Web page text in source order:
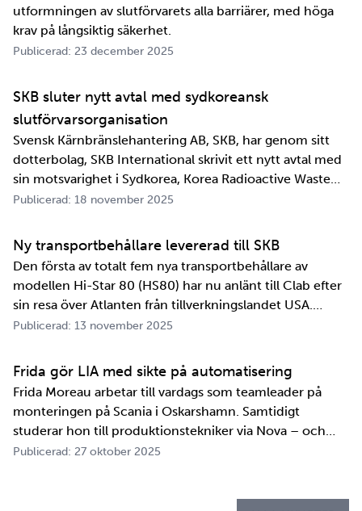
utformningen av slutförvarets alla barriärer, med höga
krav på långsiktig säkerhet.
Publicerad: 23 december 2025
SKB sluter nytt avtal med sydkoreansk
slutförvarsorganisation
Svensk Kärnbränslehantering AB, SKB, har genom sitt
dotterbolag, SKB International skrivit ett nytt avtal med
sin motsvarighet i Sydkorea, Korea Radioactive Waste
Agency, KORAD. Avtalet, som är ett så kallat
samarbetet mellan de två organisationerna. …
Publicerad: 18 november 2025
Ny transportbehållare levererad till SKB
Den första av totalt fem nya transportbehållare av
modellen Hi-Star 80 (HS80) har nu anlänt till Clab efter
sin resa över Atlanten från tillverkningslandet USA.
Innan transportbehållaren kan bli en del av SKB:s
tester och utbildningar. Redan 2008 i…
Publicerad: 13 november 2025
Frida gör LIA med sikte på automatisering
Frida Moreau arbetar till vardags som teamleader på
monteringen på Scania i Oskarshamn. Samtidigt
studerar hon till produktionstekniker via Nova – och
under tio veckor i höst gör hon både sin praktik, även
Publicerad: 27 oktober 2025